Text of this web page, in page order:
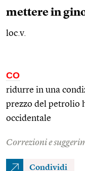
mettere in
loc.v.
CO
ridurre in una
prezzo del petrolio
occidentale
Correzioni e
Condividi